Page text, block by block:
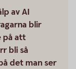
av AI
blir
på att
bli så
det man ser